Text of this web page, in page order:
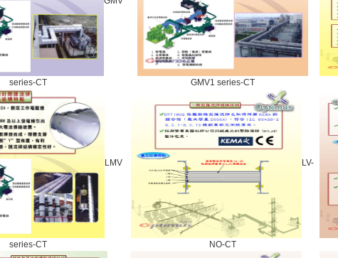
series-CT GMV1 series-CT
LMV
series-CT
LV-
NO-CT